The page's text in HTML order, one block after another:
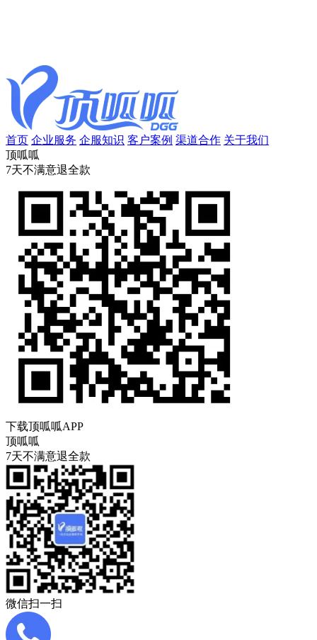
首页 企业服务 企服知识 客户案例 渠道合作 关于我们
顶呱呱
7天不满意退全款
下载顶呱呱APP
顶呱呱
7天不满意退全款
微信扫一扫